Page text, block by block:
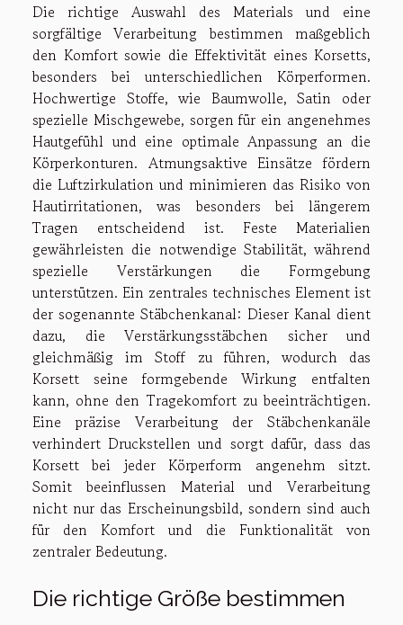
Die richtige Auswahl des Materials und eine
sorgfältige Verarbeitung bestimmen maßgeblich
den Komfort sowie die Effektivität eines Korsetts,
besonders bei unterschiedlichen Körperformen.
Hochwertige Stoffe, wie Baumwolle, Satin oder
spezielle Mischgewebe, sorgen für ein angenehmes
Hautgefühl und eine optimale Anpassung an die
Körperkonturen. Atmungsaktive Einsätze fördern
die Luftzirkulation und minimieren das Risiko von
Hautirritationen, was besonders bei längerem
Tragen entscheidend ist. Feste Materialien
gewährleisten die notwendige Stabilität, während
spezielle Verstärkungen die Formgebung
unterstützen. Ein zentrales technisches Element ist
der sogenannte Stäbchenkanal: Dieser Kanal dient
dazu, die Verstärkungsstäbchen sicher und
gleichmäßig im Stoff zu führen, wodurch das
Korsett seine formgebende Wirkung entfalten
kann, ohne den Tragekomfort zu beeinträchtigen.
Eine präzise Verarbeitung der Stäbchenkanäle
verhindert Druckstellen und sorgt dafür, dass das
Korsett bei jeder Körperform angenehm sitzt.
Somit beeinflussen Material und Verarbeitung
nicht nur das Erscheinungsbild, sondern sind auch
für den Komfort und die Funktionalität von
zentraler Bedeutung.
Die richtige Größe bestimmen